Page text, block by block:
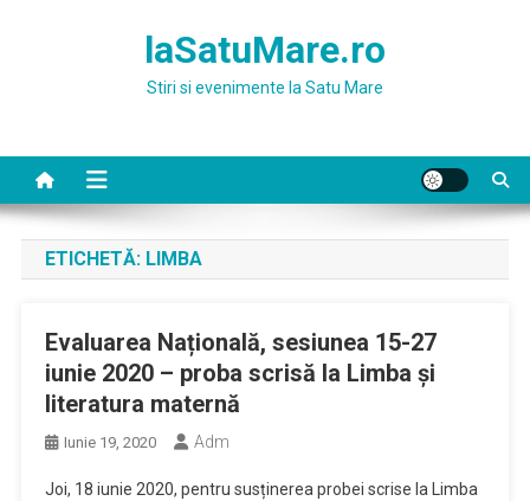
laSatuMare.ro
Stiri si evenimente la Satu Mare
ETICHETĂ: LIMBA
Evaluarea Națională, sesiunea 15-27
iunie 2020 – proba scrisă la Limba și
literatura maternă
Iunie 19, 2020 Adm
Joi, 18 iunie 2020, pentru susținerea probei scrise la Limba